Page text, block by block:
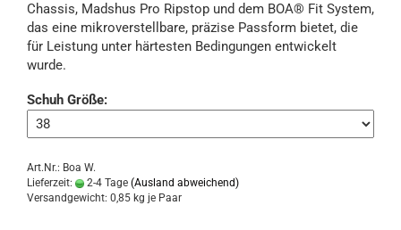
Chassis, Madshus Pro Ripstop und dem BOA® Fit System,
das eine mikroverstellbare, präzise Passform bietet, die
für Leistung unter härtesten Bedingungen entwickelt
wurde.
Schuh Größe:
Art.Nr.: Boa W.
Lieferzeit:
2-4 Tage (Ausland abweichend)
Versandgewicht: 0,85 kg je Paar